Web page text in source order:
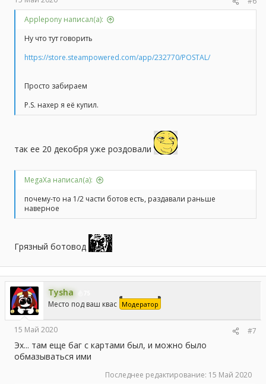
Applepony написал(а):
Ну что тут говорить
https://store.steampowered.com/app/232770/POSTAL/
Просто забираем
P.S. нахер я её купил.
так ее 20 декобря уже роздовали
MegaXa написал(а):
почему-то на 1/2 части ботов есть, раздавали раньше
наверное
Грязный ботовод
Tysha
Место под ваш квас Модератор
15 Май 2020 #7
Эх... там еще баг с картами был, и можно было
обмазываться ими
Последнее редактирование: 15 Май 2020